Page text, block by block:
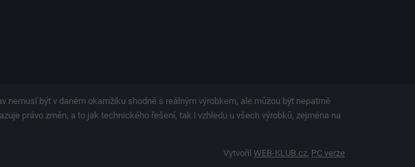
být v daném okamžiku shodné s reálným výrobkem, ale můžou být nepatrně
právo změn, a to jak technického řešení, tak i vzhledu u všech výrobků, zejména na
Vytvořil WEB-KLUB.cz, PC verze